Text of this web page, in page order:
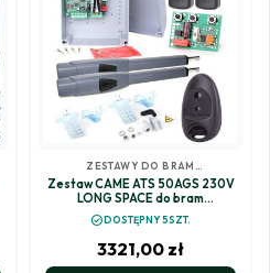
ZESTAWY DO BRAM
SKRZYDŁOWYCH
Zestaw CAME ATS 50AGS 230V
LONG SPACE do bram
dwuskrzydłowych
check_circleDOSTĘPNY 5SZT.
3321,00 zł